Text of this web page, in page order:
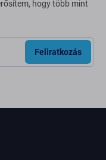
hogy több mint
Feliratkozás